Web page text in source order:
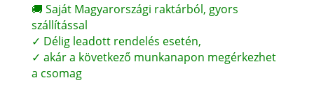
🚚 Saját Magyarországi raktárból, gyors
szállítással
✓ Délig leadott rendelés esetén,
✓ akár a következő munkanapon megérkezhet
a csomag